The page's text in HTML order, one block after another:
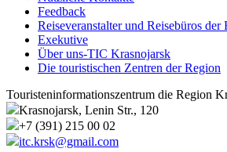
Feedback
Reiseveranstalter und Reisebüros der
Exekutive
Über uns-TIC Krasnojarsk
Die touristischen Zentren der Region
Touristeninformationszentrum die Region
Krasnojarsk, Lenin Str., 120
+7 (391) 215 00 02
itc.krsk@gmail.com